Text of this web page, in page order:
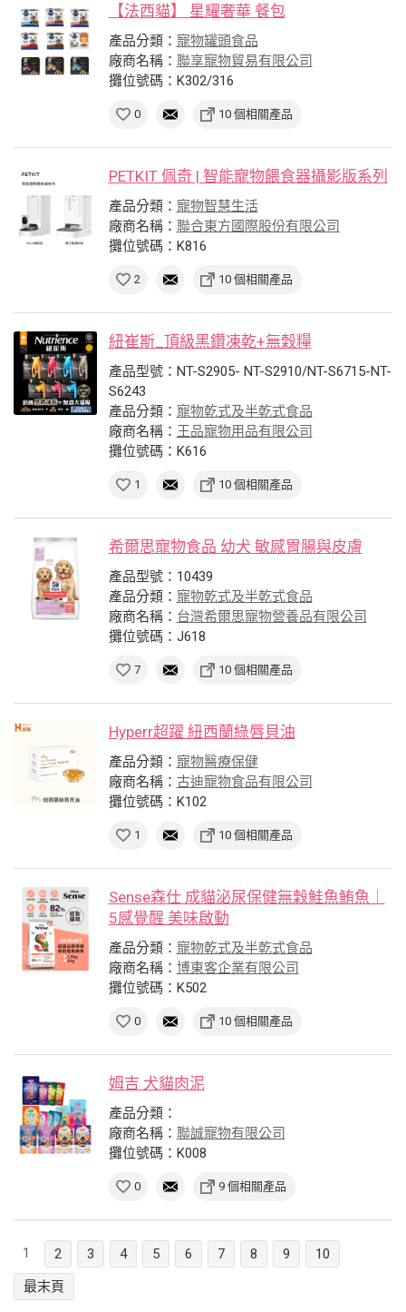
【法西貓】 星耀奢華 餐包
產品分類： 寵物罐頭食品
廠商名稱： 聯享寵物貿易有限公司
攤位號碼：K302/316
0 10 個相關產品
PETKIT 佩奇 | 智能寵物餵食器攝影版系列
產品分類： 寵物智慧生活
廠商名稱： 聯合東方國際股份有限公司
攤位號碼：K816
2 10 個相關產品
紐崔斯_頂級黑鑽凍乾+無穀糧
產品型號：NT-S2905- NT-S2910/NT-S6715-NT-
S6243
產品分類： 寵物乾式及半乾式食品
廠商名稱： 王品寵物用品有限公司
攤位號碼：K616
1 10 個相關產品
希爾思寵物食品 幼犬 敏感胃腸與皮膚
產品型號：10439
產品分類： 寵物乾式及半乾式食品
廠商名稱： 台灣希爾思寵物營養品有限公司
攤位號碼：J618
7 10 個相關產品
Hyperr超躍 紐西蘭綠唇貝油
產品分類： 寵物醫療保健
廠商名稱： 古迪寵物食品有限公司
攤位號碼：K102
1 10 個相關產品
Sense森仕 成貓泌尿保健無穀鮭魚鮪魚｜
5感覺醒 美味啟動
產品分類： 寵物乾式及半乾式食品
廠商名稱： 博東客企業有限公司
攤位號碼：K502
0 10 個相關產品
姆吉 犬貓肉泥
產品分類：
廠商名稱： 聯誠寵物有限公司
攤位號碼：K008
0 9 個相關產品
1 2 3 4 5 6 7 8 9
10
最末頁